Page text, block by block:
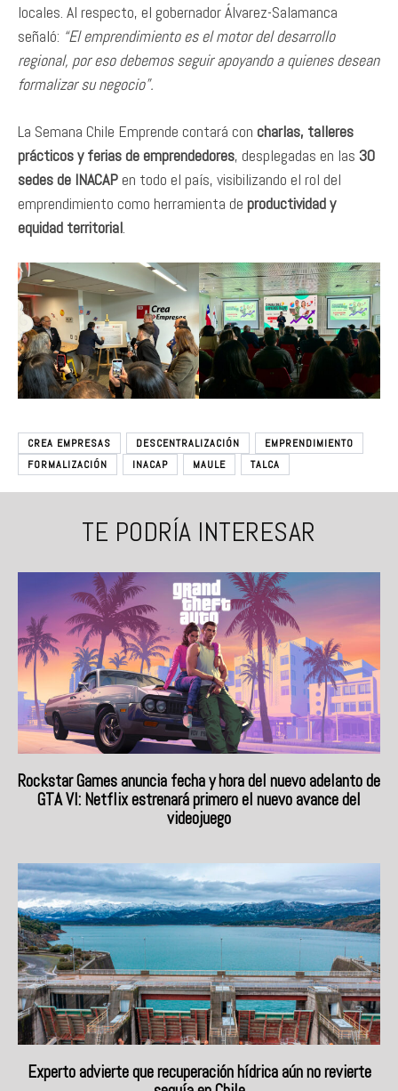
locales. Al respecto, el gobernador Álvarez-Salamanca
señaló: “El emprendimiento es el motor del desarrollo
regional, por eso debemos seguir apoyando a quienes desean
formalizar su negocio”.
La Semana Chile Emprende contará con charlas, talleres
prácticos y ferias de emprendedores, desplegadas en las 30
sedes de INACAPen todo el país, visibilizando el rol del
emprendimiento como herramienta de productividad y
equidad territorial
CREA EMPRESAS DESCENTRALIZACIÓN
EMPRENDIMIENTO
FORMALIZACIÓN
INACAP MAULE TALCA
TE PODRÍA INTERESAR
Rockstar Games anuncia fecha y hora del nuevo adelanto de
GTA VI: Netflix estrenará primero el nuevo avance del
videojuego
Experto advierte que recuperación hídrica aún no revierte